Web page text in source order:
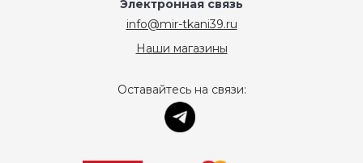
Электронная связь
info@mir-tkani39.ru
Наши магазины
Оставайтесь на связи: